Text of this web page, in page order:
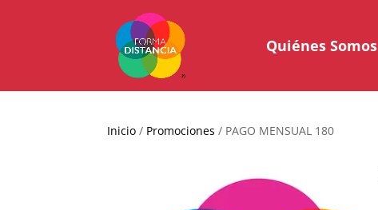
Quiénes Somos
Inicio / Promociones / PAGO MENSUAL 180